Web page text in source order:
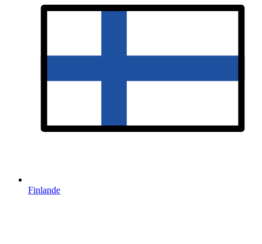
Finlande